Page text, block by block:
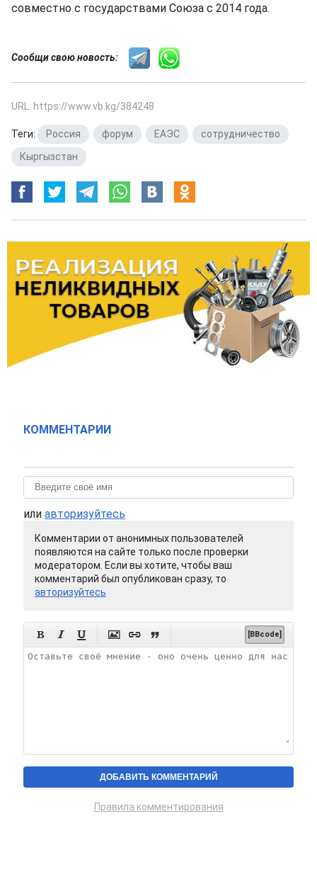
совместно с государствами Союза с 2014 года.
Сообщи свою новость:
URL: https://www.vb.kg/384248
Теги: Россия форум ЕАЭС сотрудничество
Кыргызстан
КОММЕНТАРИИ
или авторизуйтесь
Комментарии от анонимных пользователей
появляются на сайте только после проверки
модератором. Если вы хотите, чтобы ваш
комментарий был опубликован сразу, то
авторизуйтесь
      [BBcode]
Правила комментирования